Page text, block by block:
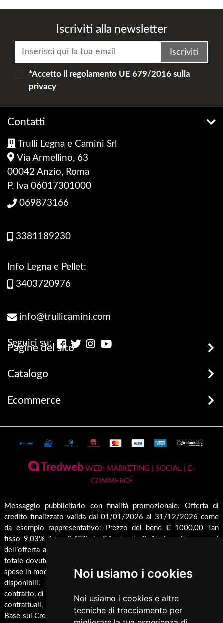
Noi usiamo i cookies
Noi usiamo i cookies e altre
tecniche di tracciamento per
Iscriviti alla newsletter
Iscriviti
*Accetto il regolamento UE 679/2016sulla
privacy
Contatti
Trulli Legna e Camini Srl
Via Armellino, 63
00042 Anzio, Roma
P. Iva 06017301000
069873166
3381189230
Info Legna e Pellet:
3403720976
info@trullicamini.com
Seguici su:
Pagine del sito
Stufe, Termostufe e Caldaie
Servizio di Assistenza Post Vendita
Rendicondazione erogazioni pubbliche
Rivestimenti su misura
Pellet
Catalogo
Legna e Pellets
Termocamini
Camini
Inserti
Caldaie
Barbecue
Cucina
Termocucina
Climatizzatori
Pannelli Solari/Bollitori/Puffer
Ecommerce
Terms and Privacy
Condizioni generali di vendita
Pagamenti Disponibili
Spedizione & Imballaggio
Cambio e Restituzione Merci
Tredweb WEB: MARKETING | SOCIAL | E-
COMMERCE
Messaggio pubblicitario con finalità promozionale. Offerta di
credito finalizzato valida dal 01/01/2026 al 31/12/2026 come
da esempio rappresentativo: Prezzo del bene € 1000,00 Tan
fisso 9,03% Taeg 9,42%, in 24 rate da € 45,7 costi accessori
dell’offerta azzerati. Importo totale del credito € 1000. Importo
totale dovuto dal Consumatore € 1096,8. Al fine di gestire le tue
spese in modo responsabile e di conoscere eventuali altre offerte
disponibili, Findomestic ti ricorda, prima di sottoscrivere il
contratto, di prendere visione di tutte le condizioni economiche e
contrattuali, facendo riferimento alle Informazioni Europee di
Base sul Credito ai Consumatori (IEBCC) presso il punto vendita.